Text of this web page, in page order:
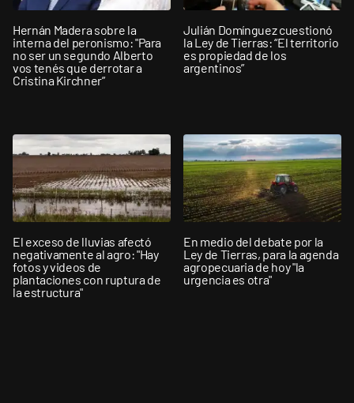
Hernán Madera sobre la
interna del peronismo: "Para
no ser un segundo Alberto
vos tenés que derrotar a
Cristina Kirchner”
Julián Domínguez cuestionó
la Ley de Tierras: “El territorio
es propiedad de los
argentinos”
El exceso de lluvias afectó
negativamente al agro: "Hay
fotos y videos de
plantaciones con ruptura de
la estructura"
En medio del debate por la
Ley de Tierras, para la agenda
agropecuaria de hoy "la
urgencia es otra"